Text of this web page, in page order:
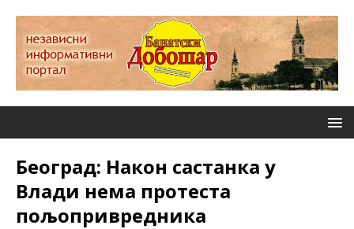
Београд: Након састанка у
Влади нема протеста
пољопривредника